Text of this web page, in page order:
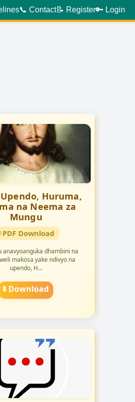
📞 Contact📝 Register🔑 Login
Huruma,
na Neema za
Mungu
PDF Download
anavyoanguka dhambini na
makosa yake ndivyo na
upendo, H...
⬇️ Download